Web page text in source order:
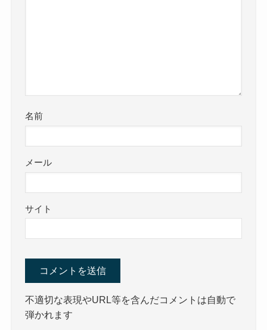
名前
メール
サイト
不適切な表現やURL等を含んだコメントは自動で
弾かれます